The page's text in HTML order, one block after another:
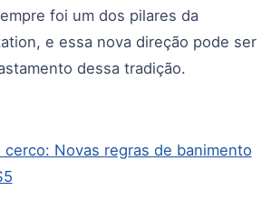
foi um dos pilares da
e essa nova direção pode ser
dessa tradição.
cerco: Novas regras de banimento